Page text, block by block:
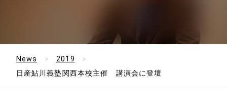
News
2019
日産鮎川義塾関西本校主催 講演会に登壇